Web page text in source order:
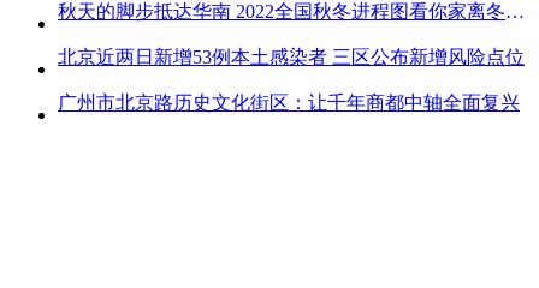
秋天的脚步抵达华南 2022全国秋冬进程图看你家离冬天有多远
北京近两日新增53例本土感染者 三区公布新增风险点位
广州市北京路历史文化街区：让千年商都中轴全面复兴